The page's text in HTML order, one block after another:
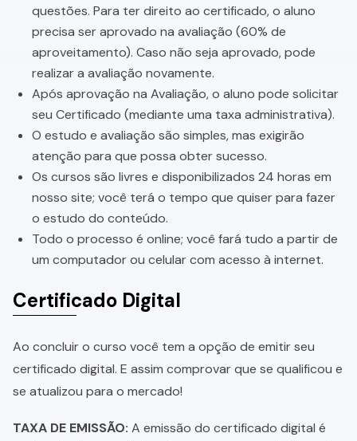
questões. Para ter direito ao certificado, o aluno
precisa ser aprovado na avaliação (60% de
aproveitamento). Caso não seja aprovado, pode
realizar a avaliação novamente.
Após aprovação na Avaliação, o aluno pode solicitar
seu Certificado (mediante uma taxa administrativa).
O estudo e avaliação são simples, mas exigirão
atenção para que possa obter sucesso.
Os cursos são livres e disponibilizados 24 horas em
nosso site; você terá o tempo que quiser para fazer
o estudo do conteúdo.
Todo o processo é online; você fará tudo a partir de
um computador ou celular com acesso à internet.
Certificado Digital
Ao concluir o curso você tem a opção de emitir seu
certificado digital. E assim comprovar que se qualificou e
se atualizou para o mercado!
TAXA DE EMISSÃO: A emissão do certificado digital é